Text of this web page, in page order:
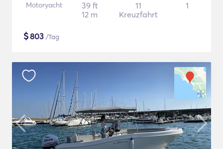
Motoryacht
39 ft
12 m
11
Kreuzfahrt
1
$803 /Tag